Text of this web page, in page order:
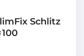
Schlitz